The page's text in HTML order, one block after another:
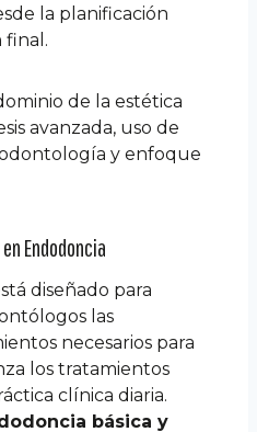
la planificación
final.
de la estética
avanzada, uso de
y enfoque
Endodoncia
diseñado para
las
necesarios para
los tratamientos
clínica diaria.
básica y